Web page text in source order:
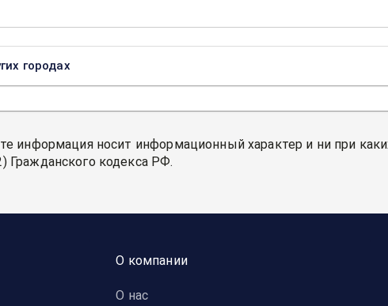
городах
информация носит информационный характер и ни при
Гражданского кодекса РФ.
О компании
О нас